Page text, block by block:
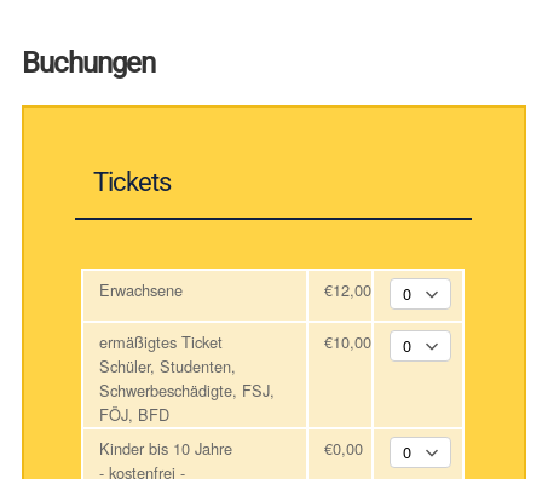
Buchungen
Tickets
Erwachsene €12,00
ermäßigtes Ticket
Schüler, Studenten,
Schwerbeschädigte, FSJ,
FÖJ, BFD
€10,00
Kinder bis 10 Jahre
- kostenfrei -
€0,00